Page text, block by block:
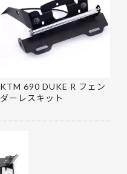
KTM 690 DUKE R フェン
ダーレスキット